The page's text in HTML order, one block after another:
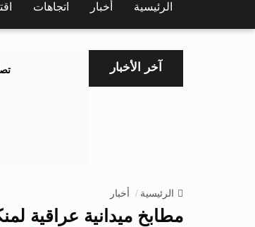
الرئيسية أخبار اتجاهات
آخر الأخبار
الرئيسية أخبار
مطابخ ميدانية عراقية